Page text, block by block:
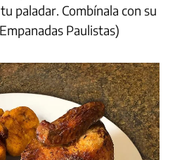
paladar. Combínala con su
Paulistas)